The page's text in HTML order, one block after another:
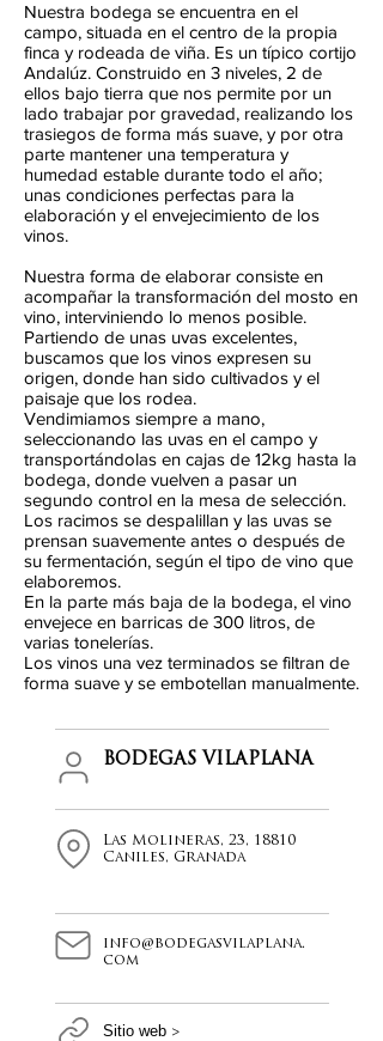
Nuestra bodega se encuentra en el
campo, situada en el centro de la propia
finca y rodeada de viña. Es un típico cortijo
Andalúz. Construido en 3 niveles, 2 de
ellos bajo tierra que nos permite por un
lado trabajar por gravedad, realizando los
trasiegos de forma más suave, y por otra
parte mantener una temperatura y
humedad estable durante todo el año;
unas condiciones perfectas para la
elaboración y el envejecimiento de los
vinos.
Nuestra forma de elaborar consiste en
acompañar la transformación del mosto en
vino, interviniendo lo menos posible.
Partiendo de unas uvas excelentes,
buscamos que los vinos expresen su
origen, donde han sido cultivados y el
paisaje que los rodea.
Vendimiamos siempre a mano,
seleccionando las uvas en el campo y
transportándolas en cajas de 12kg hasta la
bodega, donde vuelven a pasar un
segundo control en la mesa de selección.
Los racimos se despalillan y las uvas se
prensan suavemente antes o después de
su fermentación, según el tipo de vino que
elaboremos.
En la parte más baja de la bodega, el vino
envejece en barricas de 300 litros, de
varias tonelerías.
Los vinos una vez terminados se filtran de
forma suave y se embotellan manualmente.
BODEGAS VILAPLANA
Las Molineras, 23, 18810
Caniles, Granada
info@bodegasvilaplana.
com
Sitio web >